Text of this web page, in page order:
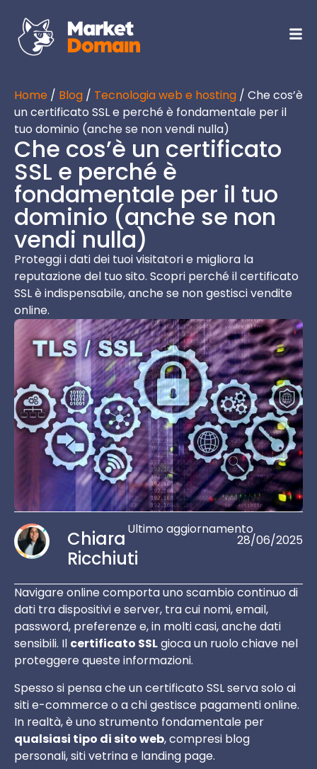
Home / Blog / Tecnologia web e hosting / Che cos’è
un certificato SSL e perché è fondamentale per il
tuo dominio (anche se non vendi nulla)
Che cos’è un certificato
SSL e perché è
fondamentale per il tuo
dominio (anche se non
vendi nulla)
Proteggi i dati dei tuoi visitatori e migliora la
reputazione del tuo sito. Scopri perché il certificato
SSL è indispensabile, anche se non gestisci vendite
online.
Chiara
Ricchiuti
Ultimo aggiornamento
28/06/2025
Navigare online comporta uno scambio continuo di
dati tra dispositivi e server, tra cui nomi, email,
password, preferenze e, in molti casi, anche dati
sensibili. Il certificato SSLgioca un ruolo chiave nel
proteggere queste informazioni.
Spesso si pensa che un certificato SSL serva solo ai
siti e-commerce o a chi gestisce pagamenti online.
In realtà, è uno strumento fondamentale per
qualsiasi tipo di sito web, compresi blog
personali, siti vetrina e landing page.